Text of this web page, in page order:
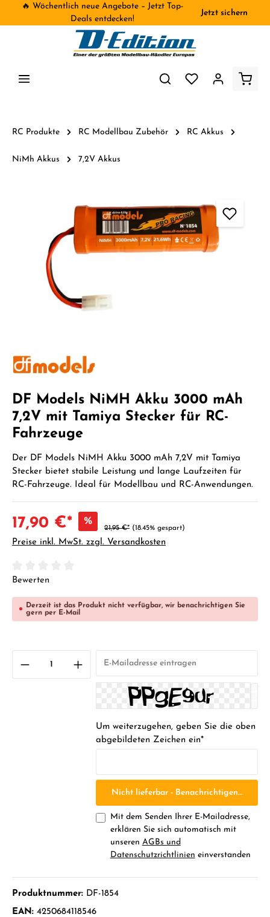
🔥 Wöchentlich neue Angebote – Jetzt Top-
Deals entdecken!
Jetzt sichern
RC Produkte RC Modellbau Zubehör RC Akkus
NiMh Akkus 7,2V Akkus
DF Models NiMH Akku 3000 mAh
7,2V mit Tamiya Stecker für RC-
Fahrzeuge
Der DF Models NiMH Akku 3000 mAh 7,2V mit Tamiya
Stecker bietet stabile Leistung und lange Laufzeiten für
RC-Fahrzeuge. Ideal für Modellbau und RC-Anwendungen.
17,90 €* %
21,95 €* (18.45% gespart)
Preise inkl. MwSt. zzgl. Versandkosten
Durchschnittliche Bewertung von 0 von 5 Sternen
Bewerten
Derzeit ist das Produkt nicht verfügbar, wir benachrichtigen Sie
gern per E-Mail
Um weiterzugehen, geben Sie die oben
abgebildeten Zeichen ein*
Nicht lieferbar - Benachrichtigen Sie
Mit dem Senden Ihrer E-Mailadresse,
erklären Sie sich automatisch mit
unseren AGBs und
Datenschutzrichtlinien einverstanden
Produktnummer: DF-1854
EAN: 4250684118546